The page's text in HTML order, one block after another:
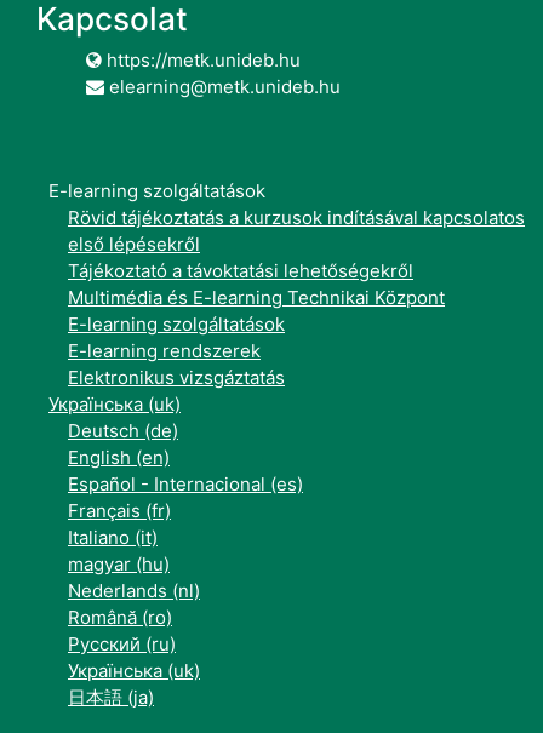
Kapcsolat
https://metk.unideb.hu
elearning@metk.unideb.hu
E-learning szolgáltatások
Rövid tájékoztatás a kurzusok indításával kapcsolatos
első lépésekről
Tájékoztató a távoktatási lehetőségekről
Multimédia és E-learning Technikai Központ
E-learning szolgáltatások
E-learning rendszerek
Elektronikus vizsgáztatás
Українська ‎(uk)‎
Deutsch ‎(de)‎
English ‎(en)‎
Español - Internacional ‎(es)‎
Français ‎(fr)‎
Italiano ‎(it)‎
magyar ‎(hu)‎
Nederlands ‎(nl)‎
Română ‎(ro)‎
Русский ‎(ru)‎
Українська ‎(uk)‎
日本語 ‎(ja)‎